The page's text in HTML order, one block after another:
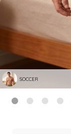
SOCCER